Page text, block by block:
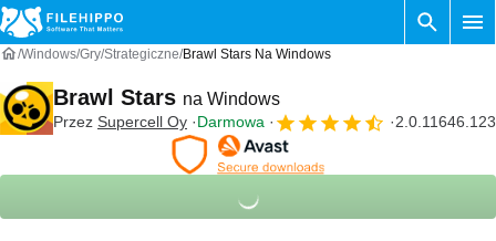
Windows Gry Strategiczne Brawl Stars Na Windows
Brawl Stars na Windows
Przez Supercell Oy Darmowa 2.0.11646.123